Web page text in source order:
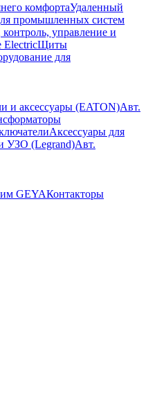
комфортаУдаленный
промышленных систем
управление и
ElectricЩиты
для
и аксессуары (EATON)Авт.
Аксессуары для
УЗО (Legrand)Авт.
GEYAКонтакторы